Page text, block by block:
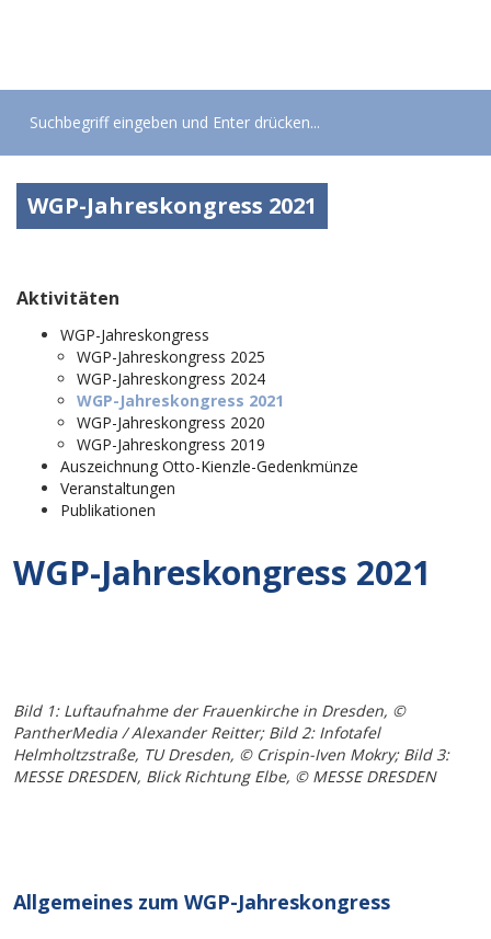
WGP-Jahreskongress 2021
Aktivitäten
WGP-Jahreskongress
WGP-Jahreskongress 2025
WGP-Jahreskongress 2024
WGP-Jahreskongress 2021
WGP-Jahreskongress 2020
WGP-Jahreskongress 2019
Auszeichnung Otto-Kienzle-Gedenkmünze
Veranstaltungen
Publikationen
WGP-Jahreskongress 2021
Bild 1: Luftaufnahme der Frauenkirche in Dresden, ©
PantherMedia / Alexander Reitter; Bild 2: Infotafel
Helmholtzstraße, TU Dresden, © Crispin-Iven Mokry; Bild 3:
MESSE DRESDEN, Blick Richtung Elbe, © MESSE DRESDEN
Allgemeines zum WGP-Jahreskongress